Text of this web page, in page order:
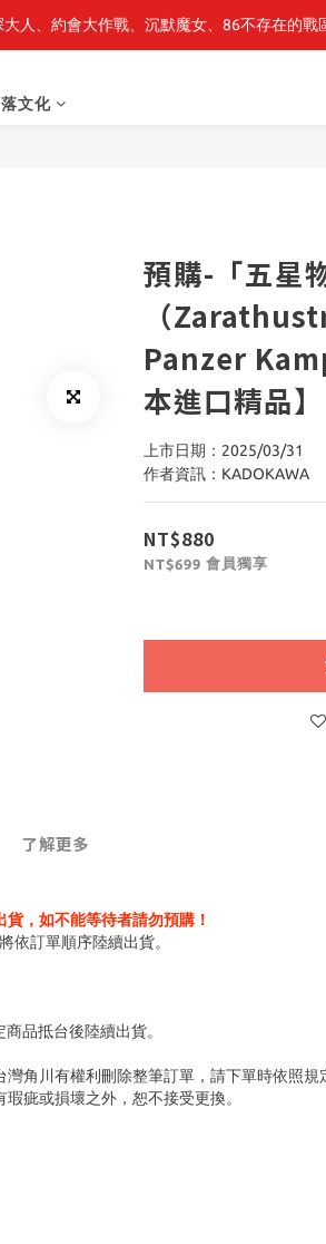
全知讀者視角」 周邊商品
人、約會大作戰、沉默魔女、86不存在的戰
文化
預購-「五星
（
Panzer
本進口精品】
上市日期：2025/03/31
作者資訊：KADOKAWA
NT$880
NT$699 會員獨享
了解更多
，如不能等待者請勿預購！
訂單順序陸續出貨。
品抵台後陸續出貨。
角川有權利刪除整筆訂單，請下單時依照規
疵或損壞之外，恕不接受更換。